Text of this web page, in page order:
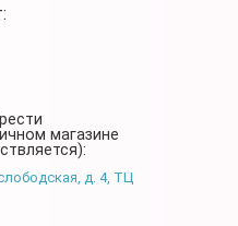
магазине
д. 4, ТЦ